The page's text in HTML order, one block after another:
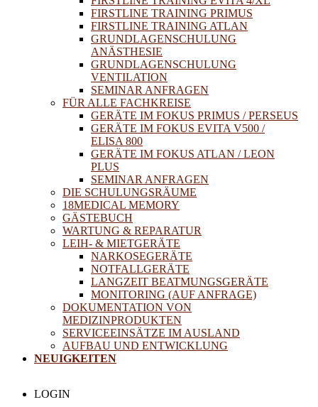
FIRSTLINE TRAINING PRIMUS
FIRSTLINE TRAINING ATLAN
GRUNDLAGENSCHULUNG
ANÄSTHESIE
GRUNDLAGENSCHULUNG
VENTILATION
SEMINAR ANFRAGEN
FÜR ALLE FACHKREISE
GERÄTE IM FOKUS PRIMUS / PERSEUS
GERÄTE IM FOKUS EVITA V500 /
ELISA 800
GERÄTE IM FOKUS ATLAN / LEON
PLUS
SEMINAR ANFRAGEN
DIE SCHULUNGSRÄUME
18MEDICAL MEMORY
GÄSTEBUCH
WARTUNG & REPARATUR
LEIH- & MIETGERÄTE
NARKOSEGERÄTE
NOTFALLGERÄTE
LANGZEIT BEATMUNGSGERÄTE
MONITORING (AUF ANFRAGE)
DOKUMENTATION VON
MEDIZINPRODUKTEN
SERVICEEINSÄTZE IM AUSLAND
AUFBAU UND ENTWICKLUNG
NEUIGKEITEN
LOGIN